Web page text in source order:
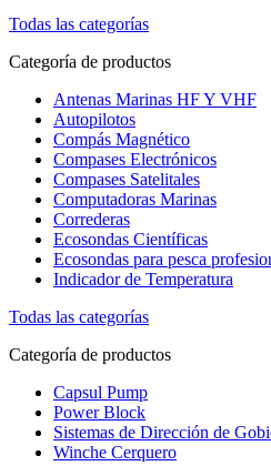
Todas las categorías
Categoría de productos
Antenas Marinas HF Y VHF
Autopilotos
Compás Magnético
Compases Electrónicos
Compases Satelitales
Computadoras Marinas
Correderas
Ecosondas Científicas
Ecosondas para pesca
Indicador de Temperatura
Todas las categorías
Categoría de productos
Capsul Pump
Power Block
Sistemas de Dirección de
Winche Cerquero